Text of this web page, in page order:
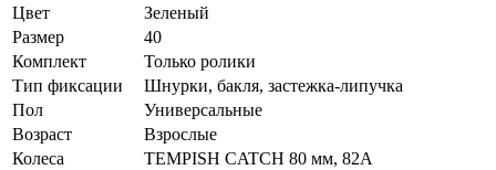
Цвет
Зеленый
Размер
40
Комплект
Только ролики
Тип фиксации
Шнурки, бакля, застежка-липучка
Пол
Универсальные
Возраст
Взрослые
Колеса
TEMPISH CATCH 80 мм, 82A